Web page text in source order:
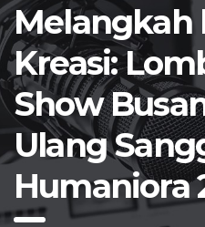
Melangkah
Kreasi:
Show
Ulang
Humaniora